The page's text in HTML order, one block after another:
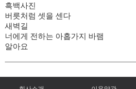
흑백사진
버릇처럼 셋을 센다
새벽길
너에게 전하는 아홉가지 바램
알아요